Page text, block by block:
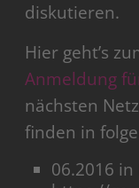
diskutieren.
Hier geht’s
Anmeldung
nächsten
finden in
06.2016